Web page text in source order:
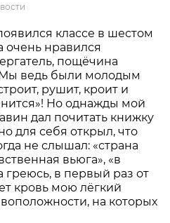
классе в шестом
очень нравился
пощёчина
ведь были молодым
рушит, кроит и
Но однажды мой
дал почитать книжку
для себя открыл, что
не слышал: «страна
вьюга», «в
греюсь, в первый раз от
кровь мою лёгкий
на которых